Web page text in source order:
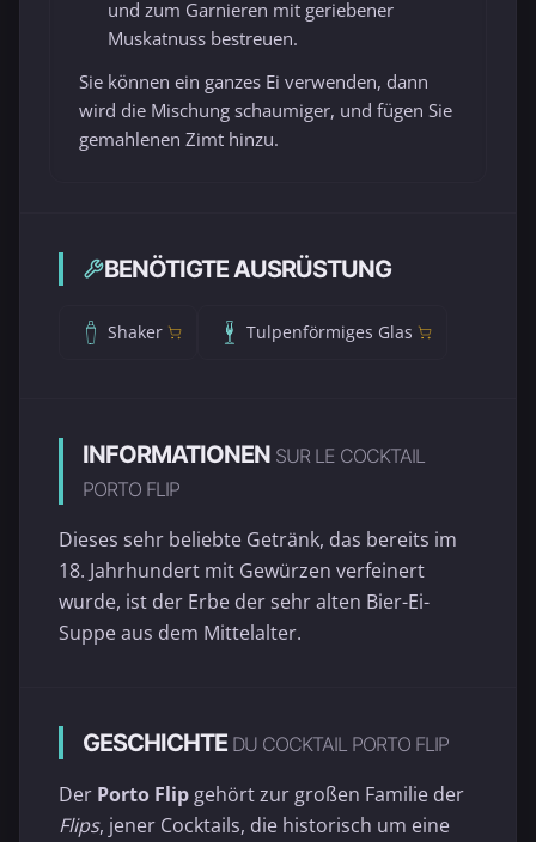
und zum Garnieren mit geriebener
Muskatnuss bestreuen.
Sie können ein ganzes Ei verwenden, dann
wird die Mischung schaumiger, und fügen Sie
gemahlenen Zimt hinzu.
BENÖTIGTE AUSRÜSTUNG
Shaker Tulpenförmiges Glas
INFORMATIONEN SUR LE COCKTAIL
PORTO FLIP
Dieses sehr beliebte Getränk, das bereits im
18. Jahrhundert mit Gewürzen verfeinert
wurde, ist der Erbe der sehr alten Bier-Ei-
Suppe aus dem Mittelalter.
GESCHICHTE DU COCKTAIL PORTO FLIP
Der Porto Flip gehört zur großen Familie der
Flips, jener Cocktails, die historisch um eine